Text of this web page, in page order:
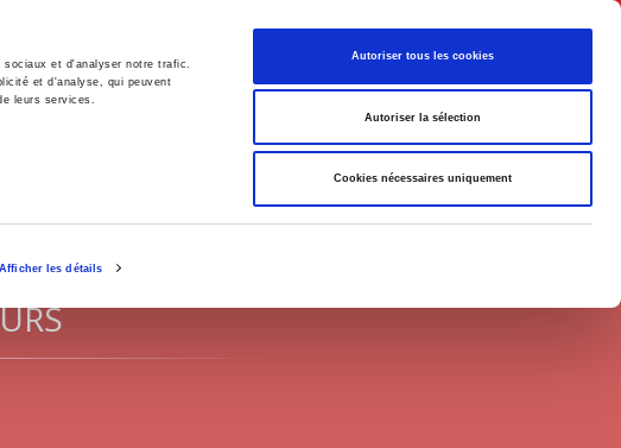
et d'analyser notre trafic.
et d'analyse, qui peuvent
leurs services.
Afficher les détails
Autoriser tous les cookies
Autoriser la sélection
Cookies nécessaires uniquement
Français